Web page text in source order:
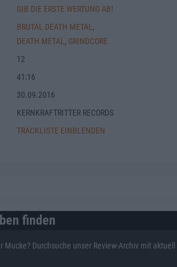
GIB DIE ERSTE WERTUNG AB!
BRUTAL DEATH METAL ,
DEATH METAL , GRINDCORE
12
41:16
30.09.2016
KERNKRAFTRITTER RECORDS
TRACKLISTE EINBLENDEN
finden
Mucke? Durchsuche unser Review-Archiv mit aktuell